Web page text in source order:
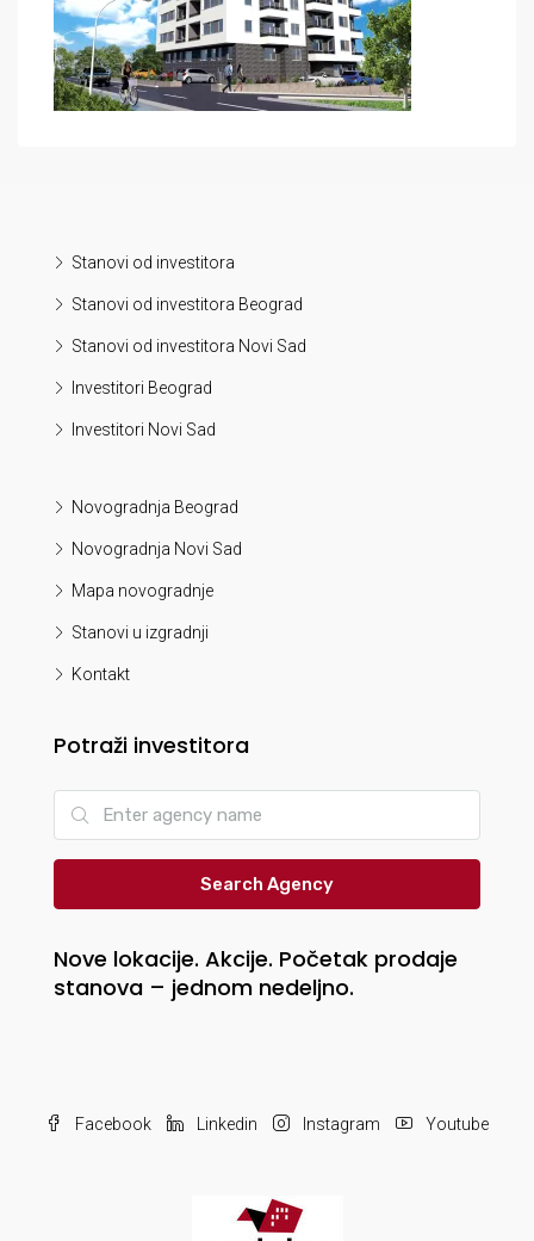
Stanovi od investitora
Stanovi od investitora Beograd
Stanovi od investitora Novi Sad
Investitori Beograd
Investitori Novi Sad
Novogradnja Beograd
Novogradnja Novi Sad
Mapa novogradnje
Stanovi u izgradnji
Kontakt
Potraži investitora
Search Agency
Nove lokacije. Akcije. Početak prodaje
stanova – jednom nedeljno.
Facebook Linkedin Instagram Youtube